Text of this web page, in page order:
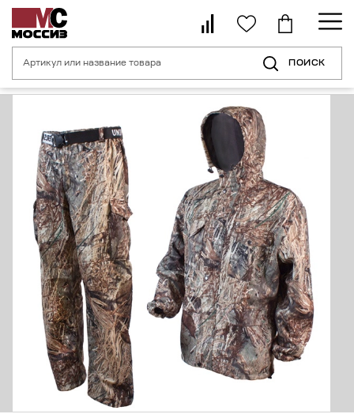
ПОИСК
Главная страница Спецодежда для туризма, рыбалки, охоты